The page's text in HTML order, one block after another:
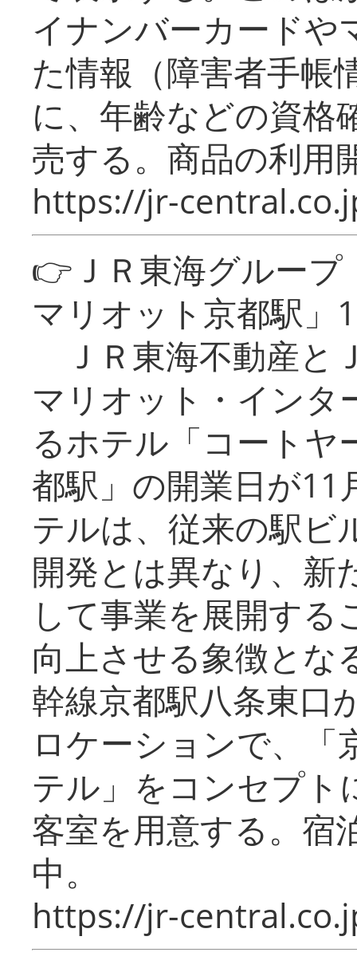
イナンバーカードや
た情報（障害者手帳
に、年齢などの資格
売する。商品の利用
https://jr-
👉ＪＲ東海グルー
マリオット京都駅」
ＪＲ東海不動産と
マリオット・インタ
るホテル「コートヤ
都駅」の開業日が11
テルは、従来の駅ビ
開発とは異なり、新
して事業を展開する
向上させる象徴とな
幹線京都駅八条東口
ロケーションで、「
テル」をコンセプト
客室を用意する。宿
中。
https://jr-